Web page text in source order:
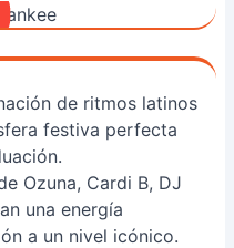
de ritmos latinos
festiva perfecta
Ozuna, Cardi B, DJ
una energía
a un nivel icónico.